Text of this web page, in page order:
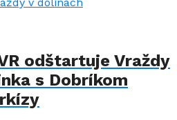
odštartuje Vraždy
s Dobríkom